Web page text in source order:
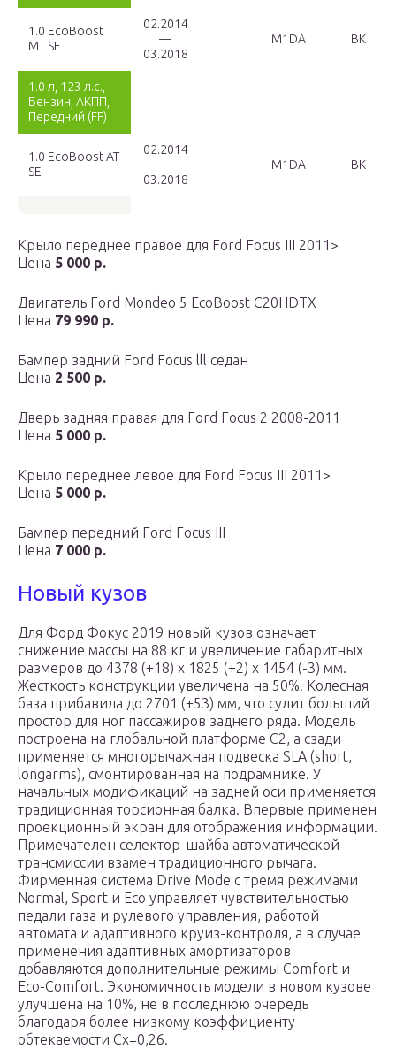
1.0 EcoBoost
MT SE
02.2014
—
03.2018
M1DA BK
1.0 л, 123 л.с.,
Бензин, АКПП,
Передний (FF)
1.0 EcoBoost AT
SE
02.2014
—
03.2018
M1DA BK
Крыло переднее правое для Ford Focus III 2011>
Цена 5 000 р.
Двигатель Ford Mondeo 5 EcoBoost C20HDTX
Цена 79 990 р.
Бампер задний Ford Focus lll седан
Цена 2 500 р.
Дверь задняя правая для Ford Focus 2 2008-2011
Цена 5 000 р.
Крыло переднее левое для Ford Focus III 2011>
Цена 5 000 р.
Бампер передний Ford Focus III
Цена 7 000 р.
Новый кузов
Для Форд Фокус 2019 новый кузов означает
снижение массы на 88 кг и увеличение габаритных
размеров до 4378 (+18) х 1825 (+2) х 1454 (-3) мм.
Жесткость конструкции увеличена на 50%. Колесная
база прибавила до 2701 (+53) мм, что сулит больший
простор для ног пассажиров заднего ряда. Модель
построена на глобальной платформе C2, а сзади
применяется многорычажная подвеска SLA (short,
longarms), смонтированная на подрамнике. У
начальных модификаций на задней оси применяется
традиционная торсионная балка. Впервые применен
проекционный экран для отображения информации.
Примечателен селектор-шайба автоматической
трансмиссии взамен традиционного рычага.
Фирменная система Drive Mode с тремя режимами
Normal, Sport и Eco управляет чувствительностью
педали газа и рулевого управления, работой
автомата и адаптивного круиз-контроля, а в случае
применения адаптивных амортизаторов
добавляются дополнительные режимы Comfort и
Eco-Comfort. Экономичность модели в новом кузове
улучшена на 10%, не в последнюю очередь
благодаря более низкому коэффициенту
обтекаемости Cx=0,26.